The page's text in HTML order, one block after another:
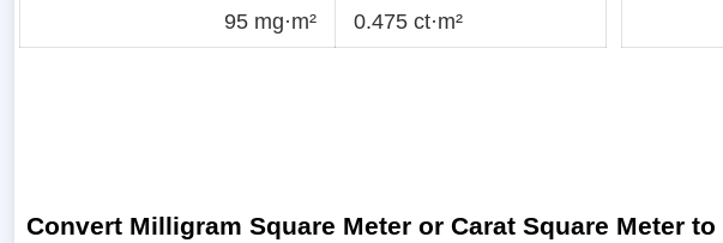
95 mg·m² 0.475 ct·m²
Convert Milligram Square Meter or Carat Square Meter to